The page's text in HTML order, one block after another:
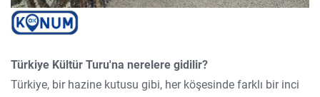
Türkiye Kültür Turu'na nerelere gidilir?
Türkiye, bir hazine kutusu gibi, her köşesinde farklı bir inci